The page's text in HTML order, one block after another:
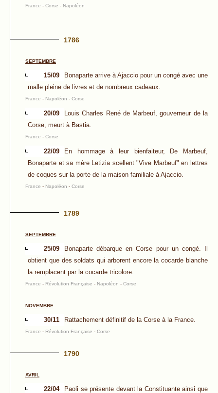
France - Corse - Napoléon
1786
SEPTEMBRE
15/09
Bonaparte arrive à Ajaccio pour un congé avec une
malle pleine de livres et de nombreux cadeaux.
France - Napoléon - Corse
20/09
Louis Charles René de Marbeuf, gouverneur de la
Corse, meurt à Bastia.
France - Corse
22/09
En hommage à leur bienfaiteur, De Marbeuf,
Bonaparte et sa mère Letizia scellent "Vive Marbeuf" en lettres
de coques sur la porte de la maison familiale à Ajaccio.
France - Napoléon - Corse
1789
SEPTEMBRE
25/09
Bonaparte débarque en Corse pour un congé. Il
obtient que des soldats qui arborent encore la cocarde blanche
la remplacent par la cocarde tricolore.
France - Révolution Française - Napoléon - Corse
NOVEMBRE
30/11 Rattachement définitif de la Corse à la France.
France - Révolution Française - Corse
1790
AVRIL
22/04
Paoli se présente devant la Constituante ainsi que